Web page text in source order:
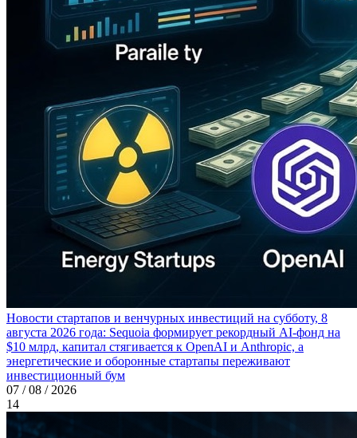
Новости стартапов и венчурных инвестиций на субботу, 8
августа 2026 года: Sequoia формирует рекордный AI-фонд на
$10 млрд, капитал стягивается к OpenAI и Anthropic, а
энергетические и оборонные стартапы переживают
инвестиционный бум
07 / 08 / 2026
14